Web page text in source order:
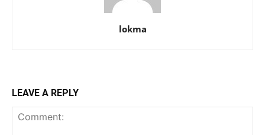
lokma
LEAVE A REPLY